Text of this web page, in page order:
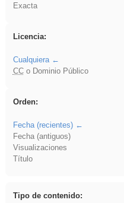
Exacta
Licencia:
Cualquiera
CCo Dominio Público
Orden:
Fecha (recientes)
Fecha (antiguos)
Visualizaciones
Título
Tipo de contenido: